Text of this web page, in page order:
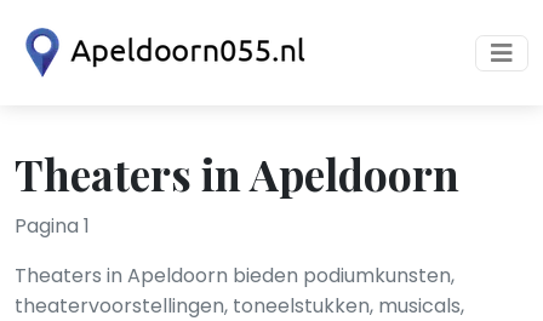
Theaters in Apeldoorn
Pagina 1
Theaters in Apeldoorn bieden podiumkunsten,
theatervoorstellingen, toneelstukken, musicals,